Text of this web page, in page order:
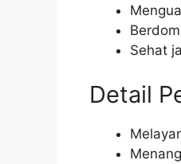
Sehat
Detail